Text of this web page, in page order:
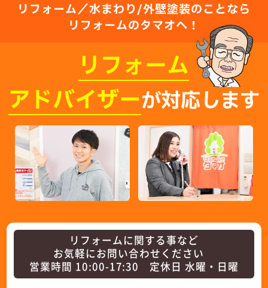
リフォーム／水まわり/外壁塗装のことなら
リフォームのタマオへ！
リフォーム
アドバイザーが対応します
リフォームに関する事など
お気軽にお問い合わせください
営業時間 10:00-17:30 定休日 水曜・日曜